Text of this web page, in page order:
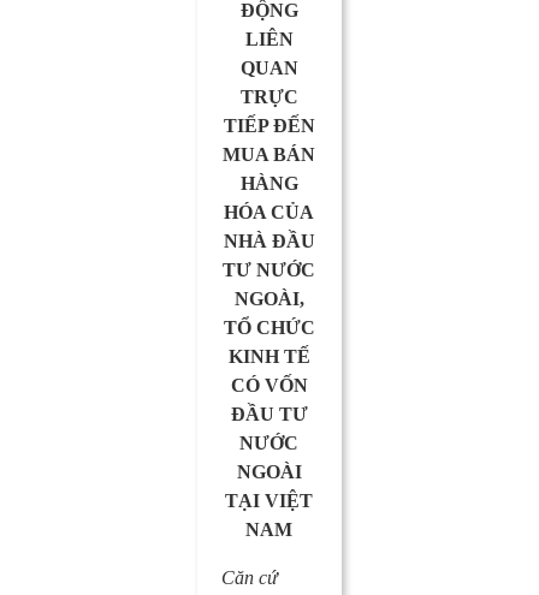
ĐỘNG
LIÊN
QUAN
TRỰC
TIẾP ĐẾN
MUA BÁN
HÀNG
HÓA CỦA
NHÀ ĐẦU
TƯ NƯỚC
NGOÀI,
TỔ CHỨC
KINH TẾ
CÓ VỐN
ĐẦU TƯ
NƯỚC
NGOÀI
TẠI VIỆT
NAM
Căn cứ